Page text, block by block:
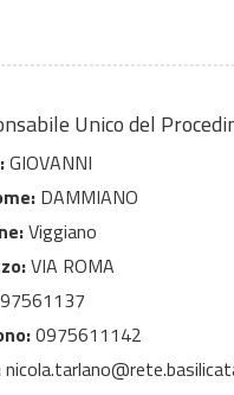
Unico del
GIOVANNI
DAMMIANO
Viggiano
VIA ROMA
0975611142